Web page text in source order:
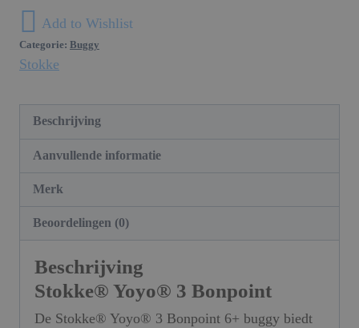
Add to Wishlist
Categorie: Buggy
Stokke
Beschrijving
Aanvullende informatie
Merk
Beoordelingen (0)
Beschrijving
Stokke® Yoyo® 3 Bonpoint
De Stokke® Yoyo® 3 Bonpoint 6+ buggy biedt